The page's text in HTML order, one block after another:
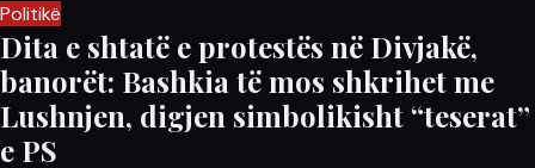
Politikë
Dita e shtatë e protestës në Divjakë,
banorët: Bashkia të mos shkrihet me
Lushnjen, digjen simbolikisht “teserat”
e PS